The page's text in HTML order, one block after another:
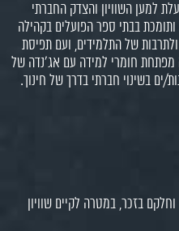
למען השוויון והצדק החברתי
בבתי ספר הפועלים בקהילה
של התלמידים, ועם תפיסת
מפתחת חומרי למידה עם אג'נדה של
ים בשינוי חברתי בדרך של חינוך.
בזכר, במטרה לקיים שוויון